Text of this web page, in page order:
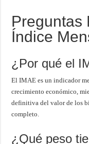
Preguntas
Índice
¿Por qué el
El IMAE es un indicador
crecimiento económico,
definitiva del valor de los
completo.
¿Qué peso